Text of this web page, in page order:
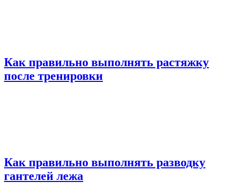
Как правильно выполнять растяжку
после тренировки
Как правильно выполнять разводку
гантелей лежа